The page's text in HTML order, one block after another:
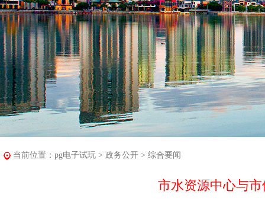
当前位置： pg电子试玩 > 政务公开 > 综合要闻
市水资源中心与